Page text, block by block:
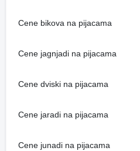
Cene bikova na pijacama
Cene jagnjadi na pijacama
Cene dviski na pijacama
Cene jaradi na pijacama
Cene junadi na pijacama